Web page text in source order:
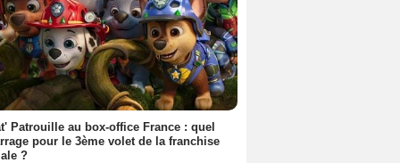
Patrouille au box-office France : quel
pour le 3ème volet de la franchise
?